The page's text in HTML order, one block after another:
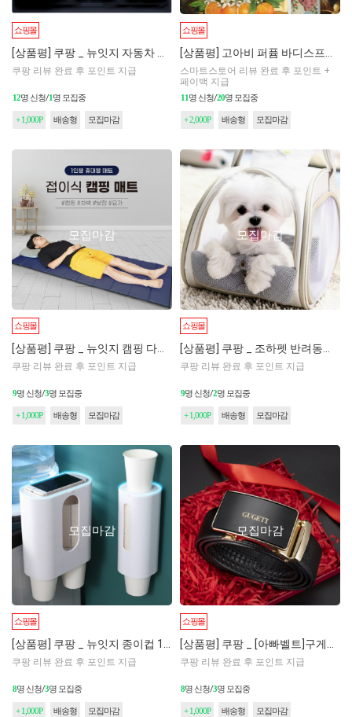
쇼핑몰
쿠팡 리뷰 완료 후 포인트 지급
12명 신청/1명 모집중
+ 1,000P 배송형 모집마감
쇼핑몰
스마트스토어 리뷰 완료 후 포인트 +
페이백 지급
11명 신청/20명 모집중
+ 2,000P 배송형 모집마감
모집마감
쇼핑몰
쿠팡 리뷰 완료 후 포인트 지급
9명 신청/3명 모집중
+ 1,000P 배송형 모집마감
모집마감
쇼핑몰
쿠팡 리뷰 완료 후 포인트 지급
9명 신청/2명 모집중
+ 1,000P 배송형 모집마감
모집마감
쇼핑몰
쿠팡 리뷰 완료 후 포인트 지급
8명 신청/3명 모집중
+ 1,000P 배송형 모집마감
모집마감
쇼핑몰
쿠팡 리뷰 완료 후 포인트 지급
8명 신청/3명 모집중
+ 1,000P 배송형 모집마감